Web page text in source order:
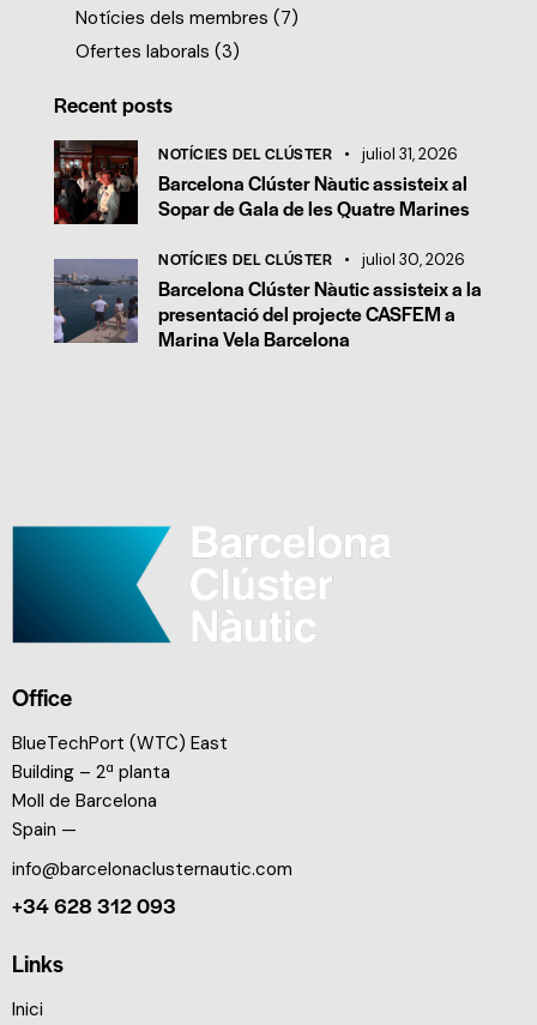
Notícies dels membres (7)
Ofertes laborals (3)
Recent posts
NOTÍCIES DEL CLÚSTER juliol 31, 2026
Barcelona Clúster Nàutic assisteix al
Sopar de Gala de les Quatre Marines
NOTÍCIES DEL CLÚSTER juliol 30, 2026
Barcelona Clúster Nàutic assisteix a la
presentació del projecte CASFEM a
Marina Vela Barcelona
Office
BlueTechPort (WTC) East
Building – 2ª planta
Moll de Barcelona
Spain —
info@barcelonaclusternautic.com
+34 628 312 093
Links
Inici